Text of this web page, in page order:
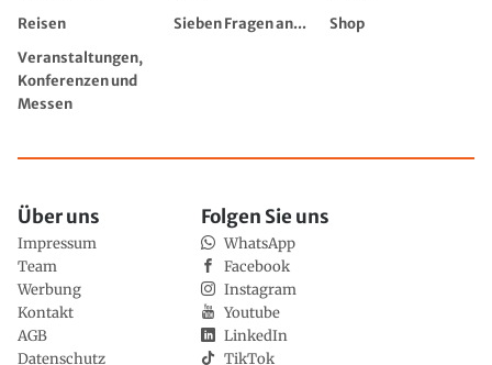
Reisen
Sieben Fragen an...
Shop
Veranstaltungen,
Konferenzen und
Messen
Über uns
Impressum
Team
Werbung
Kontakt
AGB
Datenschutz
Folgen Sie uns
WhatsApp
Facebook
Instagram
Youtube
LinkedIn
TikTok